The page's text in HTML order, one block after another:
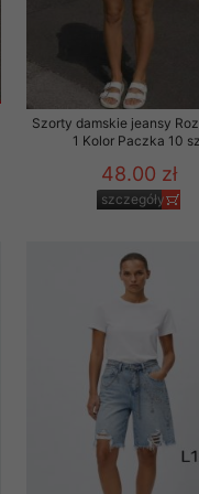
Szorty damskie jeansy
1 Kolor Paczka 10
48.00 zł
szczegóły